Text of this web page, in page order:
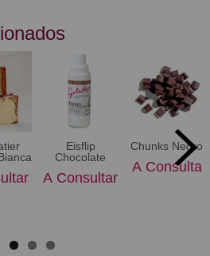
Eisflip
Chocolate
A Consultar
Chunks Negros
A Consultar